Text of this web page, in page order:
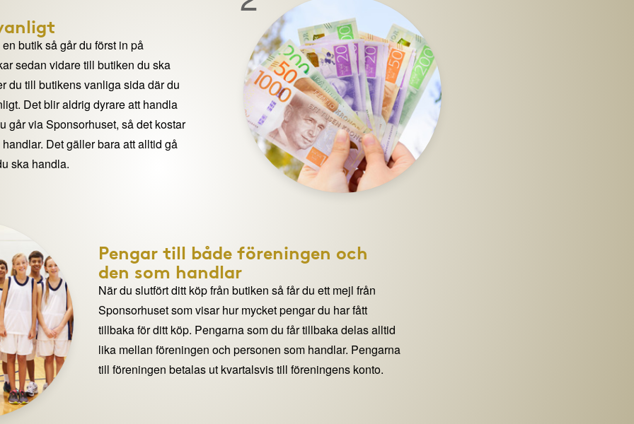
butik så går du först in på
sedan vidare till butiken du ska
du till butikens vanliga sida där du
Det blir aldrig dyrare att handla
går via Sponsorhuset, så det kostar
Det gäller bara att alltid gå
ska handla.
Pengar till både föreningen och
den som handlar
När du slutfört ditt köp från butiken så får du ett mejl från
Sponsorhuset som visar hur mycket pengar du har fått
tillbaka för ditt köp. Pengarna som du får tillbaka delas alltid
lika mellan föreningen och personen som handlar. Pengarna
till föreningen betalas ut kvartalsvis till föreningens konto.